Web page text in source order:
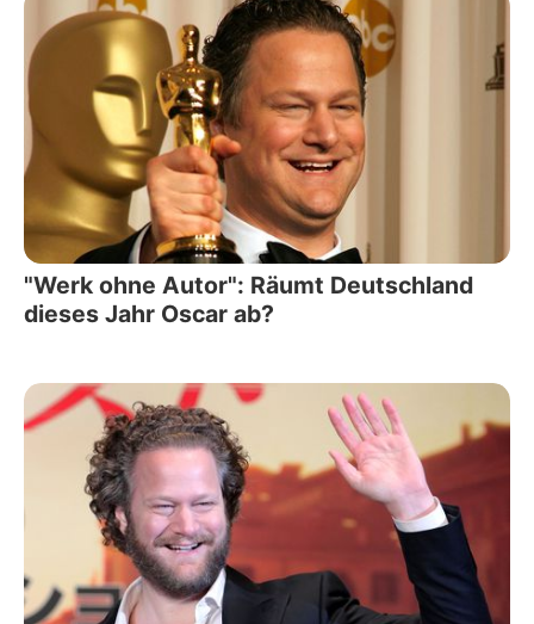
"Werk ohne Autor": Räumt Deutschland
dieses Jahr Oscar ab?